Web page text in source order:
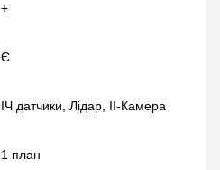
+
Є
ІЧ датчики, Лідар, ІІ-Камера
1 план